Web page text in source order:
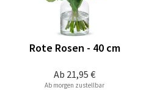
Ab 21,95 €
Rote Rosen - 40 cm
Ab morgen zustellbar